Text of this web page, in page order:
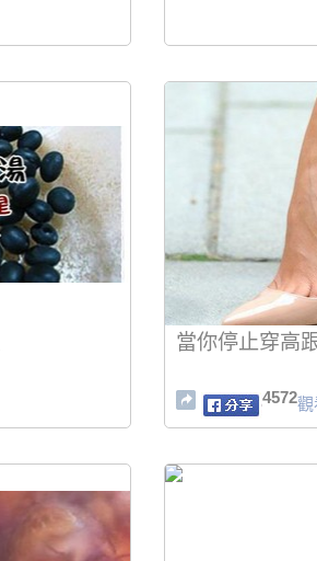
當你停止穿高
4572觀